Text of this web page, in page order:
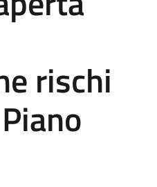
rischi